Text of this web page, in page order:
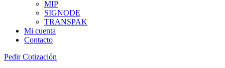
MIP
SIGNODE
TRANSPAK
Mi cuenta
Contacto
Pedir Cotización